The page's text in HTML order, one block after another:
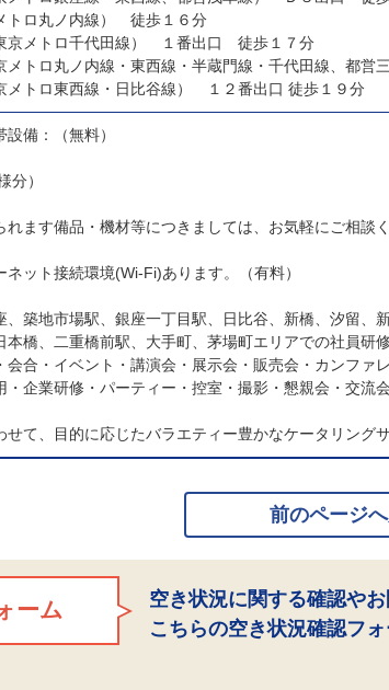
トロ丸ノ内線） 徒歩１６分
京メトロ千代田線） １番出口 徒歩１７分
メトロ丸ノ内線・東西線・半蔵門線・千代田線、都
茅場町駅（東京メトロ東西線・日比谷線） １２番出口 徒歩１９分
備：（無料）
分）
れます備品・機材等につきましては、お気軽にご相談く
ネット接続環境(Wi-Fi)あります。（有料）
、築地市場駅、銀座一丁目駅、日比谷、新橋、汐留
本橋、二重橋前駅、大手町、茅場町エリアでの社員
会合・イベント・講演会・展示会・販売会・カンフ
・企業研修・パーティー・控室・撮影・懇親会・交流
せて、目的に応じたバラエティー豊かなケータリング
前のページ
ーム
空き状況に関する確認やお
こちらの空き状況確認フ